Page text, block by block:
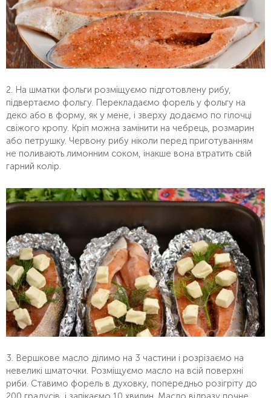
2. На шматки фольги розміщуємо підготовлену рибу,
підвертаємо фольгу. Перекладаємо форель у фольгу на
деко або в форму, як у мене, і зверху додаємо по гілочці
свіжого кропу. Кріп можна замінити на чебрець, розмарин
або петрушку. Червону рибу ніколи перед приготуванням
не поливають лимонним соком, інакше вона втратить свій
гарний колір.
3. Вершкове масло ділимо на 3 частини і розрізаємо на
невеликі шматочки. Розміщуємо масло на всій поверхні
риби. Ставимо форель в духовку, попередньо розігріту до